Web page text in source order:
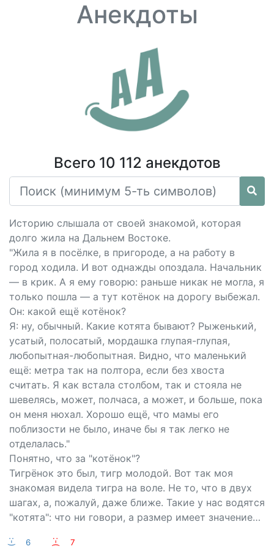
Анекдоты
Всего 10 112 анекдотов
Историю слышала от своей знакомой, которая
долго жила на Дальнем Востоке.
"Жила я в посёлке, в пригороде, а на работу в
город ходила. И вот однажды опоздала. Начальник
— в крик. А я ему говорю: раньше никак не могла, я
только пошла — а тут котёнок на дорогу выбежал.
Он: какой ещё котёнок?
Я: ну, обычный. Какие котята бывают? Рыженький,
усатый, полосатый, мордашка глупая-глупая,
любопытная-любопытная. Видно, что маленький
ещё: метра так на полтора, если без хвоста
считать. Я как встала столбом, так и стояла не
шевелясь, может, полчаса, а может, и больше, пока
он меня нюхал. Хорошо ещё, что мамы его
поблизости не было, иначе бы я так легко не
отделалась."
Понятно, что за "котёнок"?
Тигрёнок это был, тигр молодой. Вот так моя
знакомая видела тигра на воле. Не то, что в двух
шагах, а, пожалуй, даже ближе. Такие у нас водятся
"котята": что ни говори, а размер имеет значение…
:-) 6 :-( 7